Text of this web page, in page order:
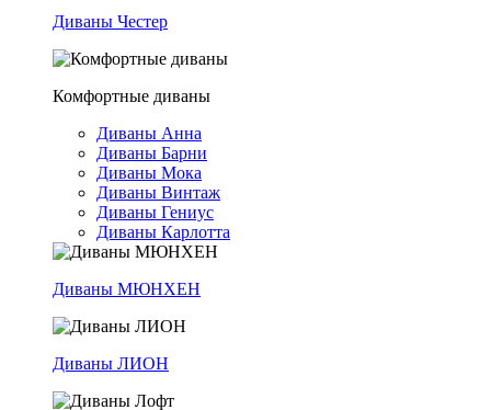
Диваны Честер
Комфортные диваны
Диваны Анна
Диваны Барни
Диваны Мока
Диваны Винтаж
Диваны Гениус
Диваны Карлотта
Диваны МЮНХЕН
Диваны ЛИОН